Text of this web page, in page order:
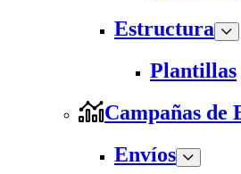
Estructura
Plantillas
Campañas de
Envíos